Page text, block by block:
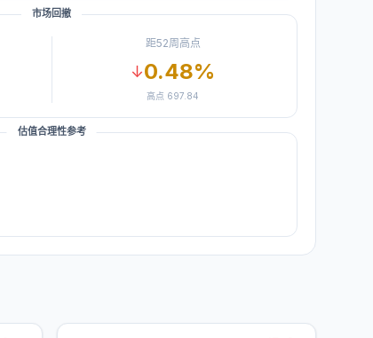
市场回撤
距52周高点
↓0.48%
高点 697.84
估值合理性参考